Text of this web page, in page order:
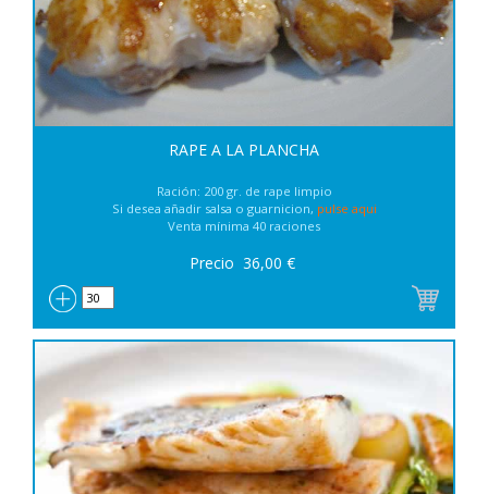
RAPE A LA PLANCHA
Ración: 200 gr. de rape limpio
Si desea añadir salsa o guarnicion, pulse aqui
Venta mínima 40 raciones
Precio 36,00 €